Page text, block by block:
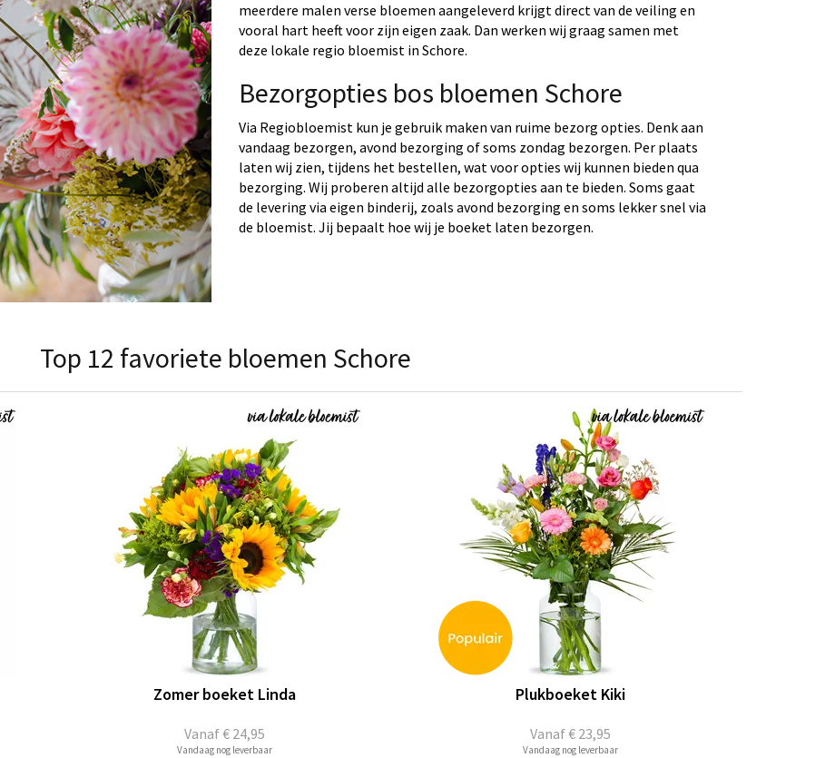
meerdere malen verse bloemen aangeleverd krijgt direct van de veiling en
vooral hart heeft voor zijn eigen zaak. Dan werken wij graag samen met
deze lokale regio bloemist in Schore.
Bezorgopties bos bloemen Schore
Via Regiobloemist kun je gebruik maken van ruime bezorg opties. Denk aan
vandaag bezorgen, avond bezorging of soms zondag bezorgen. Per plaats
laten wij zien, tijdens het bestellen, wat voor opties wij kunnen bieden qua
bezorging. Wij proberen altijd alle bezorgopties aan te bieden. Soms gaat
de levering via eigen binderij, zoals avond bezorging en soms lekker snel via
de bloemist. Jij bepaalt hoe wij je boeket laten bezorgen.
Top 12 favoriete bloemen Schore
Vanaf€ 24,95
Zomer boeket Linda
Vandaag nog leverbaar
Vanaf€ 23,95
Plukboeket Kiki
Vandaag nog leverbaar